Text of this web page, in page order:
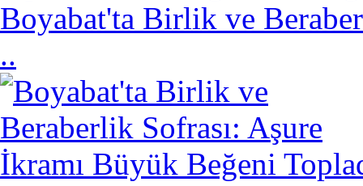
Boyabat'ta Birlik ve
..